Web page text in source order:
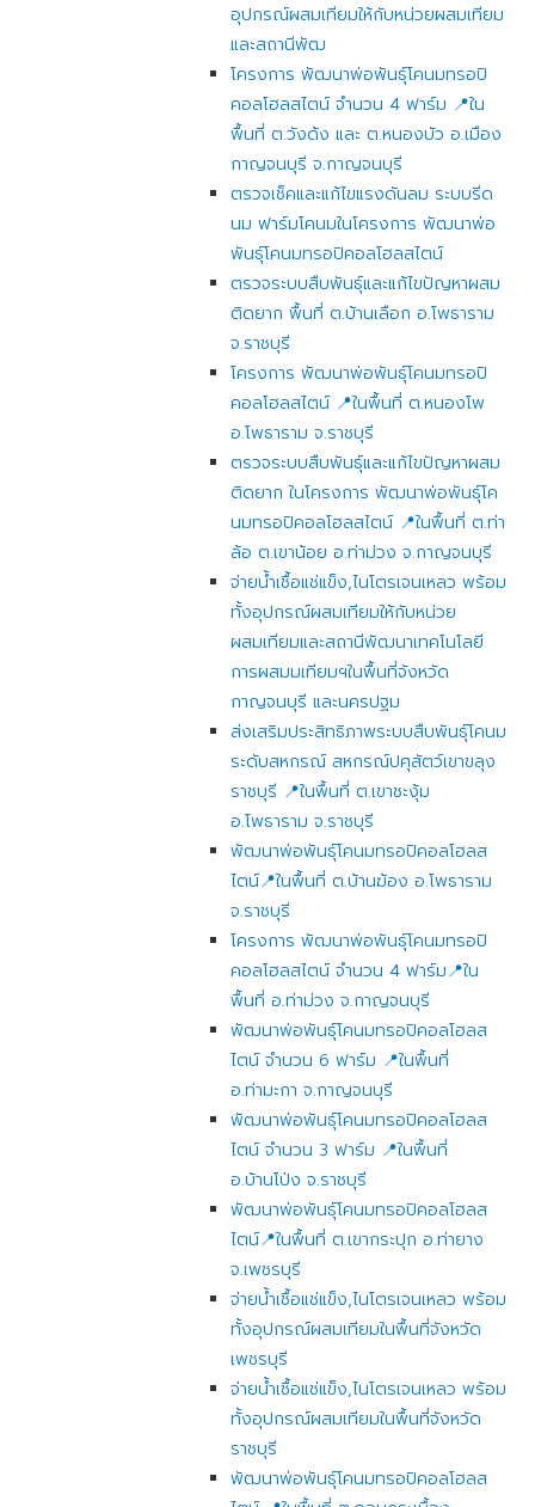
อุปกรณ์ผสมเทียมให้กับหน่วยผสมเทียม
และสถานีพัฒ
โครงการ พัฒนาพ่อพันธุ์โคนมทรอปิ
คอลโฮลสไตน์ จำนวน 4 ฟาร์ม 📍ใน
พื้นที่ ต.วังด้ง และ ต.หนองบัว อ.เมือง
กาญจนบุรี จ.กาญจนบุรี
ตรวจเช็คและแก้ไขแรงดันลม ระบบรีด
นม ฟาร์มโคนมในโครงการ พัฒนาพ่อ
พันธุ์โคนมทรอปิคอลโฮลสไตน์
ตรวจระบบสืบพันธุ์และแก้ไขปัญหาผสม
ติดยาก พื้นที่ ต.บ้านเลือก อ.โพธาราม
จ.ราชบุรี
โครงการ พัฒนาพ่อพันธุ์โคนมทรอปิ
คอลโฮลสไตน์ 📍ในพื้นที่ ต.หนองโพ
อ.โพธาราม จ.ราชบุรี
ตรวจระบบสืบพันธุ์และแก้ไขปัญหาผสม
ติดยาก ในโครงการ พัฒนาพ่อพันธุ์โค
นมทรอปิคอลโฮลสไตน์ 📍ในพื้นที่ ต.ท่า
ล้อ ต.เขาน้อย อ.ท่าม่วง จ.กาญจนบุรี
จ่ายน้ำเชื้อแช่แข็ง,ไนโตรเจนเหลว พร้อม
ทั้งอุปกรณ์ผสมเทียมให้กับหน่วย
ผสมเทียมและสถานีพัฒนาเทคโนโลยี
การผสมมเทียมฯในพื้นที่จังหวัด
กาญจนบุรี และนครปฐม
ส่งเสริมประสิทธิภาพระบบสืบพันธุ์โคนม
ระดับสหกรณ์ สหกรณ์ปศุสัตว์เขาขลุง
ราชบุรี 📍ในพื้นที่ ต.เขาชะงุ้ม
อ.โพธาราม จ.ราชบุรี
พัฒนาพ่อพันธุ์โคนมทรอปิคอลโฮลส
ไตน์📍ในพื้นที่ ต.บ้านฆ้อง อ.โพธาราม
จ.ราชบุรี
โครงการ พัฒนาพ่อพันธุ์โคนมทรอปิ
คอลโฮลสไตน์ จำนวน 4 ฟาร์ม📍ใน
พื้นที่ อ.ท่าม่วง จ.กาญจนบุรี
พัฒนาพ่อพันธุ์โคนมทรอปิคอลโฮลส
ไตน์ จำนวน 6 ฟาร์ม 📍ในพื้นที่
อ.ท่ามะกา จ.กาญจนบุรี
พัฒนาพ่อพันธุ์โคนมทรอปิคอลโฮลส
ไตน์ จำนวน 3 ฟาร์ม 📍ในพื้นที่
อ.บ้านโป่ง จ.ราชบุรี
พัฒนาพ่อพันธุ์โคนมทรอปิคอลโฮลส
ไตน์📍ในพื้นที่ ต.เขากระปุก อ.ท่ายาง
จ.เพชรบุรี
จ่ายน้ำเชื้อแช่แข็ง,ไนโตรเจนเหลว พร้อม
ทั้งอุปกรณ์ผสมเทียมในพื้นที่จังหวัด
เพชรบุรี
จ่ายน้ำเชื้อแช่แข็ง,ไนโตรเจนเหลว พร้อม
ทั้งอุปกรณ์ผสมเทียมในพื้นที่จังหวัด
ราชบุรี
พัฒนาพ่อพันธุ์โคนมทรอปิคอลโฮลส